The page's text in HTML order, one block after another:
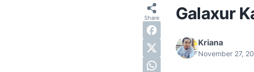
Galaxur
Kriana
November 27,